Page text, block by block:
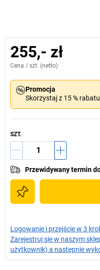
255,- zł
Cena / szt. (netto)
Promocja
Skorzystaj z 15 %
SZT.
Przewidywany termin
Logowanie i przejście w 3
Zarejestruj się w naszym
użytkownik) a następnie